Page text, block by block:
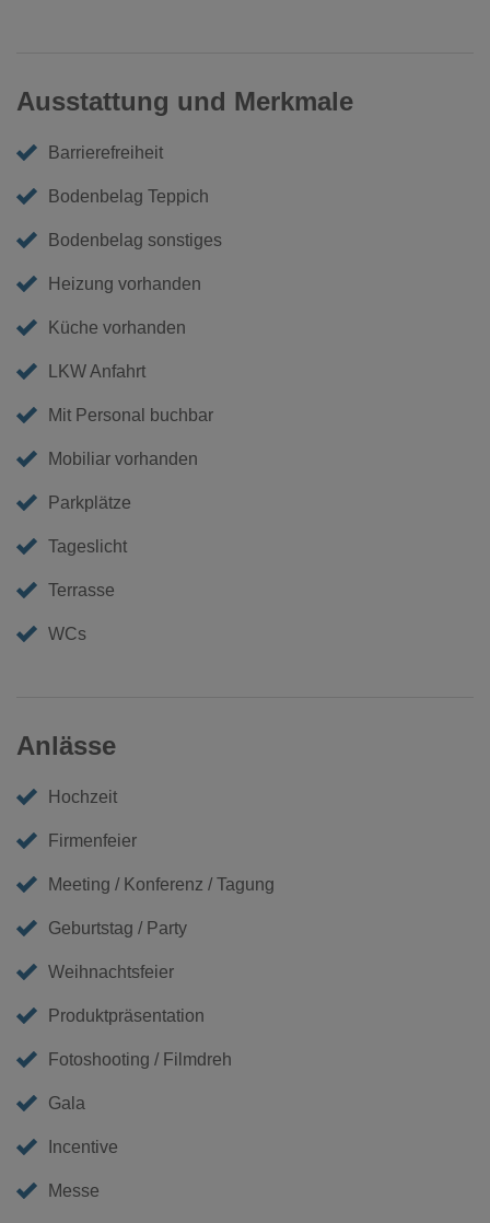
Ausstattung und Merkmale
Barrierefreiheit
Bodenbelag Teppich
Bodenbelag sonstiges
Heizung vorhanden
Küche vorhanden
LKW Anfahrt
Mit Personal buchbar
Mobiliar vorhanden
Parkplätze
Tageslicht
Terrasse
WCs
Anlässe
Hochzeit
Firmenfeier
Meeting / Konferenz / Tagung
Geburtstag / Party
Weihnachtsfeier
Produktpräsentation
Fotoshooting / Filmdreh
Gala
Incentive
Messe